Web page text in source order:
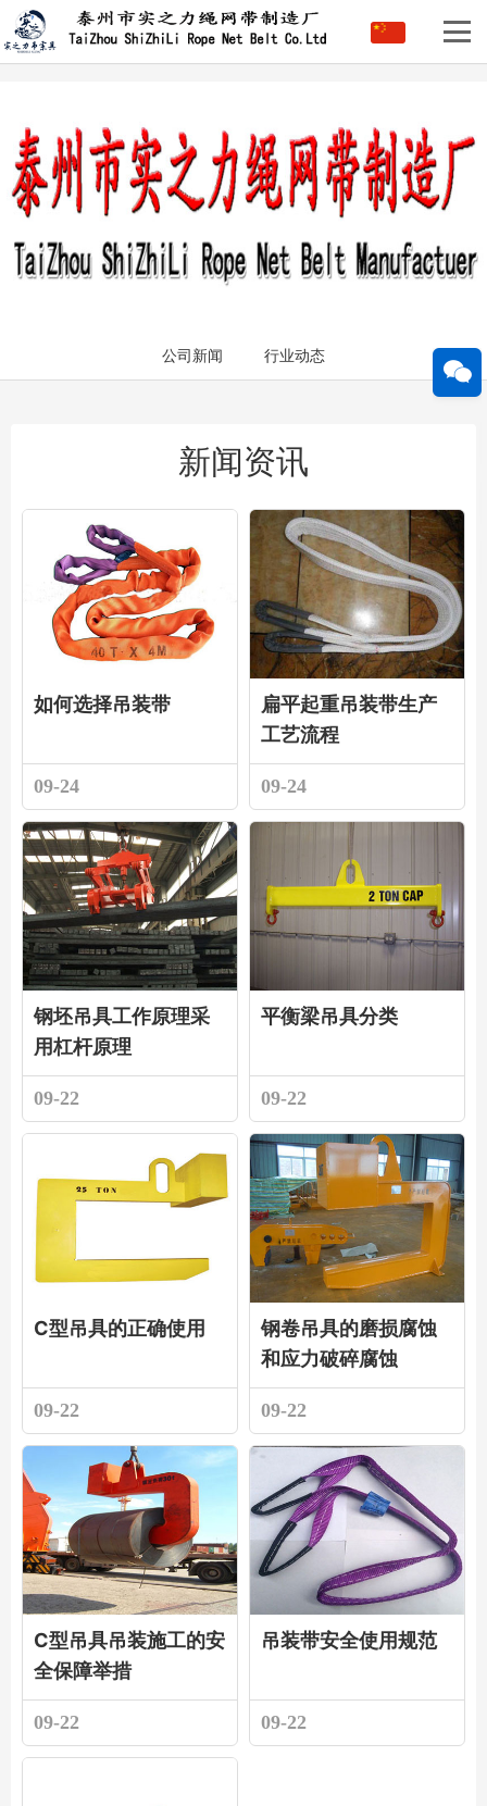
公司新闻 行业动态
新闻资讯
如何选择吊装带
09-24
扁平起重吊装带生产
工艺流程
09-24
钢坯吊具工作原理采
用杠杆原理
09-22
平衡梁吊具分类
09-22
C型吊具的正确使用
09-22
钢卷吊具的磨损腐蚀
和应力破碎腐蚀
09-22
C型吊具吊装施工的安
全保障举措
09-22
吊装带安全使用规范
09-22